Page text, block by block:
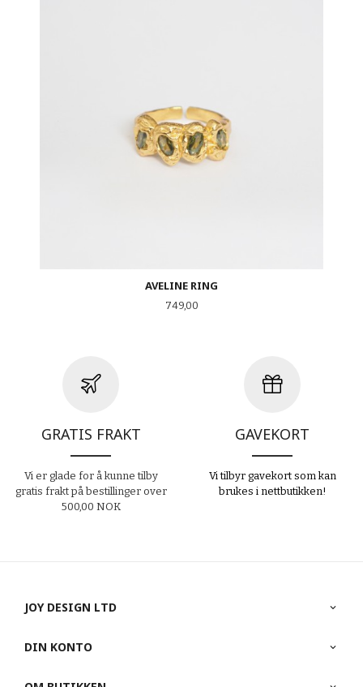
AVELINE RING
Pris
749,00
GRATIS FRAKT
Vi er glade for å kunne tilby
gratis frakt på bestillinger over
500,00 NOK
GAVEKORT
Vi tilbyr gavekort som kan
brukes i nettbutikken!
JOY DESIGN LTD
DIN KONTO